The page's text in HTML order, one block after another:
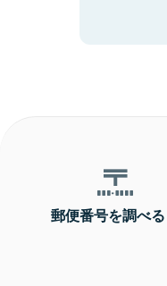
郵便番号を調べる